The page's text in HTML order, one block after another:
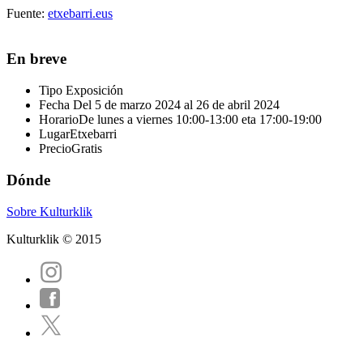
Fuente: etxebarri.eus
En breve
Tipo Exposición
Fecha Del 5 de marzo 2024 al 26 de abril 2024
HorarioDe lunes a viernes 10:00-13:00 eta 17:00-19:00
LugarEtxebarri
PrecioGratis
Dónde
Sobre Kulturklik
Kulturklik © 2015